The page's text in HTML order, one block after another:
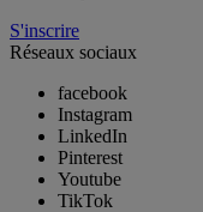
S'inscrire
Réseaux sociaux
facebook
Instagram
LinkedIn
Pinterest
Youtube
TikTok